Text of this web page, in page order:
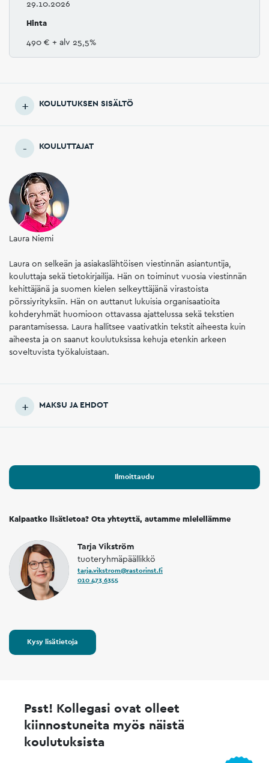
29.10.2026
Hinta
490 € + alv 25,5%
KOULUTUKSEN SISÄLTÖ
KOULUTTAJAT
Laura Niemi
Laura on selkeän ja asiakaslähtöisen viestinnän asiantuntija,
kouluttaja sekä tietokirjailija. Hän on toiminut vuosia viestinnän
kehittäjänä ja suomen kielen selkeyttäjänä virastoista
pörssiyrityksiin. Hän on auttanut lukuisia organisaatioita
kohderyhmät huomioon ottavassa ajattelussa sekä tekstien
parantamisessa. Laura hallitsee vaativatkin tekstit aiheesta kuin
aiheesta ja on saanut koulutuksissa kehuja etenkin arkeen
soveltuvista työkaluistaan.
MAKSU JA EHDOT
Ilmoittaudu
Kaipaatko lisätietoa? Ota yhteyttä, autamme mielellämme
Tarja Vikström
tuoteryhmäpäällikkö
tarja.vikstrom@rastorinst.fi
010 473 6355
Kysy lisätietoja
Psst! Kollegasi ovat olleet
kiinnostuneita myös näistä
koulutuksista